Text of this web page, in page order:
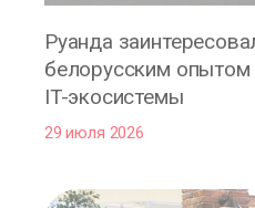
Руанда
белорусским опытом
IT-экосистемы
29 июля 2026